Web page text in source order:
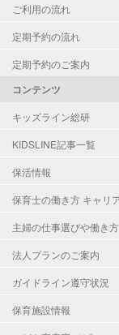
ご利用の流れ
定期予約の流れ
定期予約のご案内
コンテンツ
キッズライン総研
KIDSLINE記事一覧
保活情報
保育士の働き方 キャリ
主婦の仕事選びや働き方
法人プランのご案内
ガイドライン遵守状況
保育施設情報